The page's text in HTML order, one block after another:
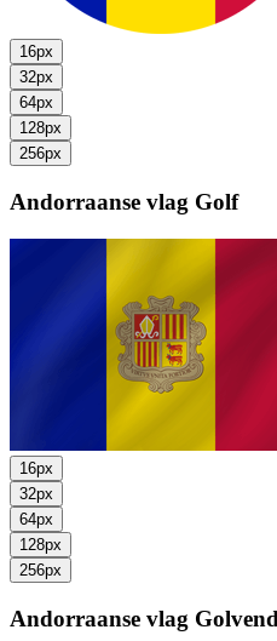
16px
32px
64px
128px
256px
Andorraanse vlag Golf
16px
32px
64px
128px
256px
Andorraanse vlag Golvend